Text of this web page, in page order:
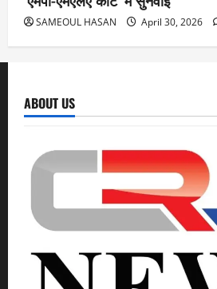
SAMEOUL HASAN April 30, 2026
ABOUT US